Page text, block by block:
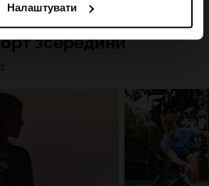
та покращення відображення
реклами, проведення аналітики,
та вдосконалення рішень, які
(наприклад, соціальні
можна знайти в нашій
та в розділі «Деталі».
Налаштувати
зсередини